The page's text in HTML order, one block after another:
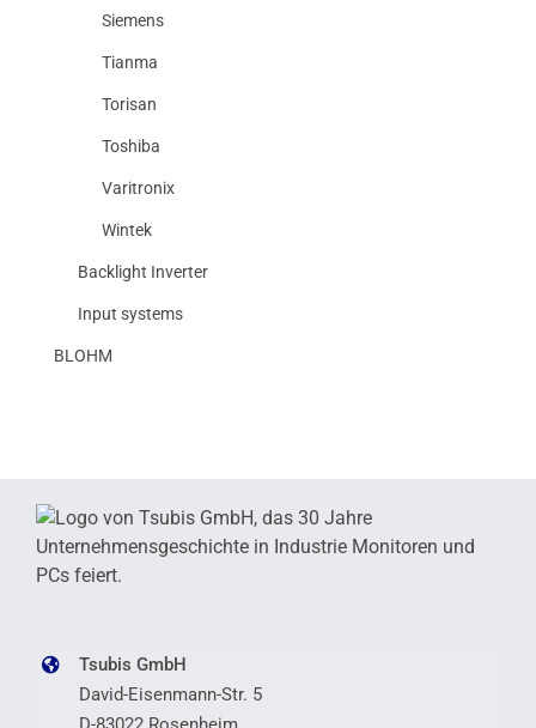
Siemens
Tianma
Torisan
Toshiba
Varitronix
Wintek
Backlight Inverter
Input systems
BLOHM
Tsubis GmbH
David-Eisenmann-Str. 5